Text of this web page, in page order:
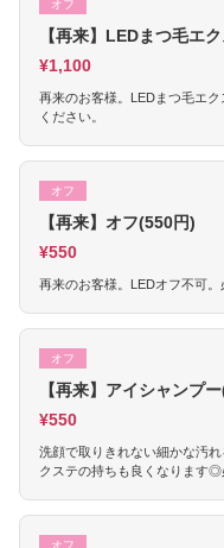
オフ
【再来】LEDまつ毛エ
¥1,100
再来のお客様。LEDまつ毛エ
ください。
オフ
【再来】オフ(550円)
¥550
再来のお客様。LEDオフ不可
オフ
【再来】アイシャンプ
¥550
洗顔で取りきれない細かな汚
クステの持ちも良くなります
オフ